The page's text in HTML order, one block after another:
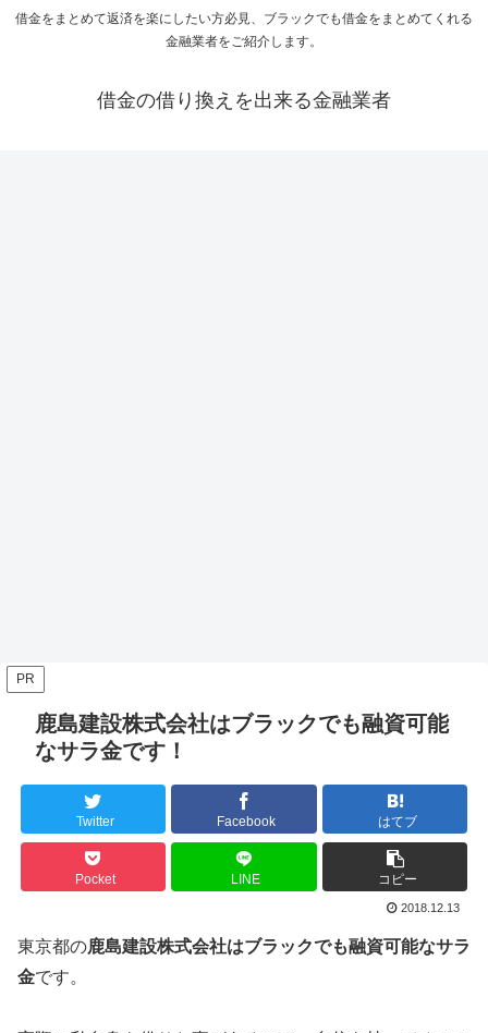
借金をまとめて返済を楽にしたい方必見、ブラックでも借金をまとめてくれる
金融業者をご紹介します。
借金の借り換えを出来る金融業者
PR
鹿島建設株式会社はブラックでも融資可能
なサラ金です！
Twitter Facebook はてブ
Pocket LINE コピー
2018.12.13
東京都の鹿島建設株式会社はブラックでも融資可能なサラ
金です。